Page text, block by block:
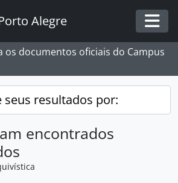
Alegre
os documentos oficiais do Campus
seus resultados por:
encontrados